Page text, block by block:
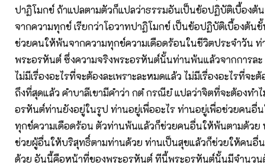
ปาฏิโมกข์ ถ้าแปลตามตัวก็แปลว่าธรรมอันเป็นข้อปฏิบัติเบื้องต้
จากความทุกข์ เรียกว่าโอวาทปาฏิโมกข์ เป็นข้อปฏิบัติเบื้องต้น
ช่วยคนให้พ้นจากความทุกข์ความเดือดร้อนในชีวิตประจำวัน ท่
พระอรหันต์ ซึ่งความจริงพระอรหันต์นั้นท่านพ้นแล้วจากการละ
ไม่มีเรื่องอะไรที่จะต้องละเพราะละหมดแล้ว ไม่มีเรื่องอะไรที่จะ
ถึงที่สุดแล้ว คำบาลีเขามีคำว่า กตํ กรณียํ แปลว่าจิตที่จะต้องทำ
อรหันต์ท่านยังอยู่ในรูป ท่านอยู่เพื่ออะไร ท่านอยู่เพื่อช่วยคนอื่
ทุกข์ความเดือดร้อน ตัวท่านพ้นแล้วก็ช่วยคนอื่นให้พ้นตามด้วย
ช่วยผู้อื่นให้บริสุทธิ์ตามท่านด้วย ท่านเป็นสุขแล้วก็ช่วยให้คนอื่
ด้วย อันนี้คือหน้าที่ของพระอรหันต์ ทีนี้พระอรหันต์นั้นมีจำนว